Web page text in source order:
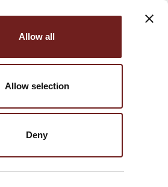
Allow all
Allow selection
Deny